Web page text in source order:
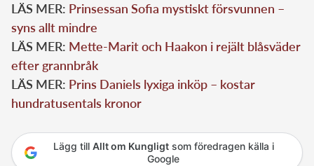
LÄS MER: Prinsessan Sofia mystiskt försvunnen –
syns allt mindre
LÄS MER: Mette-Marit och Haakon i rejält blåsväder
efter grannbråk
LÄS MER: Prins Daniels lyxiga inköp – kostar
hundratusentals kronor
Lägg till Allt om Kungligtsom föredragen källa i
Google